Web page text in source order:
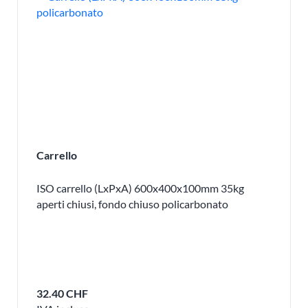
Carrello
ISO carrello (LxPxA) 600x400x100mm 35kg
aperti chiusi, fondo chiuso policarbonato
32.40 CHF